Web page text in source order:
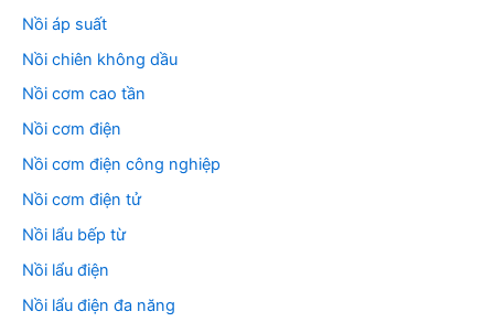
Nồi áp suất
Nồi chiên không dầu
Nồi cơm cao tần
Nồi cơm điện
Nồi cơm điện công nghiệp
Nồi cơm điện tử
Nồi lẩu bếp từ
Nồi lẩu điện
Nồi lẩu điện đa năng